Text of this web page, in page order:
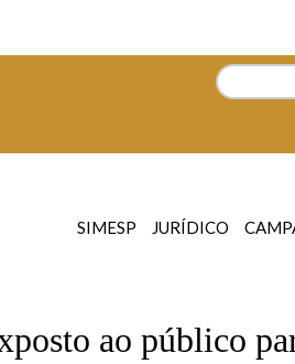
SIMESP JURÍDICO
ao público